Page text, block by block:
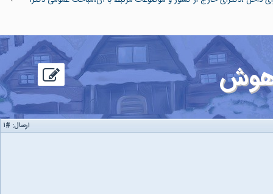
هوش
ارسال: #۱